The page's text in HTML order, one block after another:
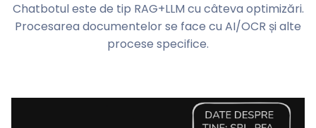
Chatbotul este de tip RAG+LLM cu câteva optimizări.
Procesarea documentelor se face cu AI/OCR și alte
procese specifice.